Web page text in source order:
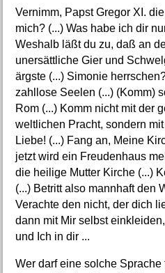
Vernimm, Papst Gregor XI.
mich? (...) Was habe ich dir
Weshalb läßt du zu, daß an
unersättliche Gier und
ärgste (...) Simonie
zahllose Seelen (...) (Komm)
Rom (...) Komm nicht mit der
weltlichen Pracht, sondern
Liebe! (...) Fang an, Meine
jetzt wird ein Freudenhaus
die heilige Mutter Kirche (...)
(...) Betritt also mannhaft den
Verachte den nicht, der dich
dann mit Mir selbst
und Ich in dir ...
Wer darf eine solche Sprache